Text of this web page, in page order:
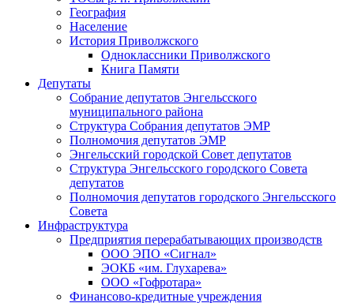
География
Население
История Приволжского
Одноклассники Приволжского
Книга Памяти
Депутаты
Собрание депутатов Энгельсского
муниципального района
Структура Собрания депутатов ЭМР
Полномочия депутатов ЭМР
Энгельсский городской Совет депутатов
Структура Энгельсского городского Совета
депутатов
Полномочия депутатов городского Энгельсского
Совета
Инфраструктура
Предприятия перерабатывающих производств
ООО ЭПО «Сигнал»
ЭОКБ «им. Глухарева»
ООО «Гофротара»
Финансово-кредитные учреждения